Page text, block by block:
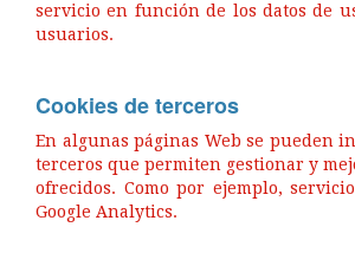
servicio en función de los datos de
usuarios.
Cookies de terceros
En algunas páginas Web se pueden
terceros que permiten gestionar y
ofrecidos. Como por ejemplo,
Google Analytics.